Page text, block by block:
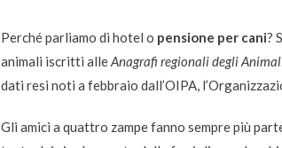
Perché parliamo di hotel o pensione per cani?
animali iscritti alleAnagrafi regionali degli
dati resi noti a febbraio dall’OIPA,
Gli amici a quattro zampe fanno sempre più